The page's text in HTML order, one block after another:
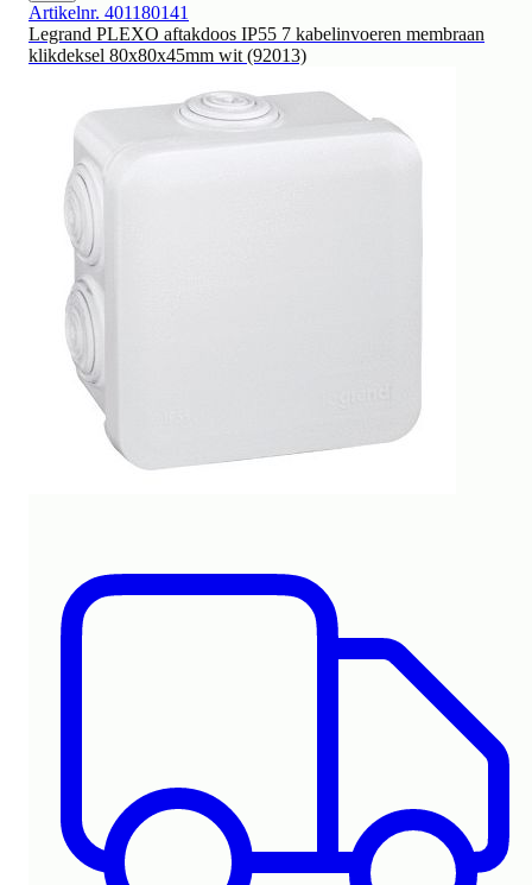
Artikelnr. 401180141
Legrand PLEXO aftakdoos IP55 7 kabelinvoeren membraan
klikdeksel 80x80x45mm wit (92013)